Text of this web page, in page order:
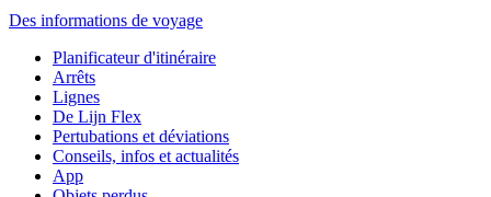
Des informations de voyage
Planificateur d'itinéraire
Arrêts
Lignes
De Lijn Flex
Pertubations et déviations
Conseils, infos et actualités
App